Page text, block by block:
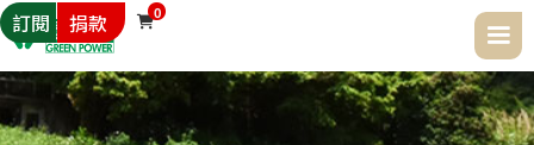
訂閱 捐款 
0